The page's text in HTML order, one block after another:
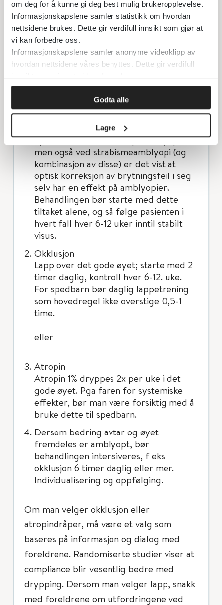
om deg for å kunne gi deg best mulig brukeropplevelse.
Informasjonskapslene samler statistikk om hvordan
nettsidene brukes. Dette gir verdifull innsikt som gjør at
vi kan forbedre oss.
Informasjonskapslene samler anonyme videoklipp av
hvordan nettsidene våres benyttes. Dette gir verdifull
innsikt som gjør at vi kan forbedre oss.
Godta alle
Lagre
likeverdig effekt som okklusjon ved
moderat amblyopi.
På bakgrunn av ovennevnte studier
(gjelder strabismeamblyopi,
anisometropiamblyopi, eller kombinasjon):
Korreksjon av refraksjonsfeil
Spesielt ved anisometropi-amblyopi,
men også ved strabismeamblyopi (og
kombinasjon av disse) er det vist at
optisk korreksjon av brytningsfeil i seg
selv har en effekt på amblyopien.
Behandlingen bør starte med dette
tiltaket alene, og så følge pasienten i
hvert fall hver 6-12 uker inntil stabilt
visus.
Okklusjon
Lapp over det gode øyet; starte med 2
timer daglig, kontroll hver 6-12. uke.
For spedbarn bør daglig lappetrening
som hovedregel ikke overstige 0,5-1
time.
eller
Atropin
Atropin 1% dryppes 2x per uke i det
gode øyet. Pga faren for systemiske
effekter, bør man være forsiktig med å
bruke dette til spedbarn.
Dersom bedring avtar og øyet
fremdeles er amblyopt, bør
behandlingen intensiveres, f eks
okklusjon 6 timer daglig eller mer.
Individualisering og oppfølging.
Om man velger okklusjon eller
atropindråper, må være et valg som
baseres på informasjon og dialog med
foreldrene. Randomiserte studier viser at
compliance blir vesentlig bedre med
drypping. Dersom man velger lapp, snakk
med foreldrene om utfordringene ved